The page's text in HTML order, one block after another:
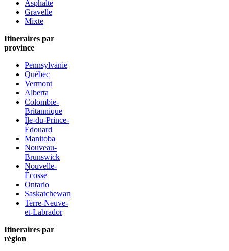
Asphalte
Gravelle
Mixte
Itineraires par
province
Pennsylvanie
Québec
Vermont
Alberta
Colombie-
Britannique
Île-du-Prince-
Édouard
Manitoba
Nouveau-
Brunswick
Nouvelle-
Écosse
Ontario
Saskatchewan
Terre-Neuve-
et-Labrador
Itineraires par
région